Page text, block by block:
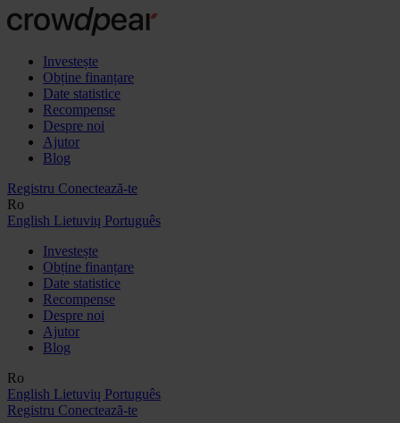
Investește
Obține finanțare
Date statistice
Recompense
Despre noi
Ajutor
Blog
Registru Conectează-te
Ro
English Lietuvių Português
Investește
Obține finanțare
Date statistice
Recompense
Despre noi
Ajutor
Blog
Ro
English Lietuvių Português
Registru Conectează-te